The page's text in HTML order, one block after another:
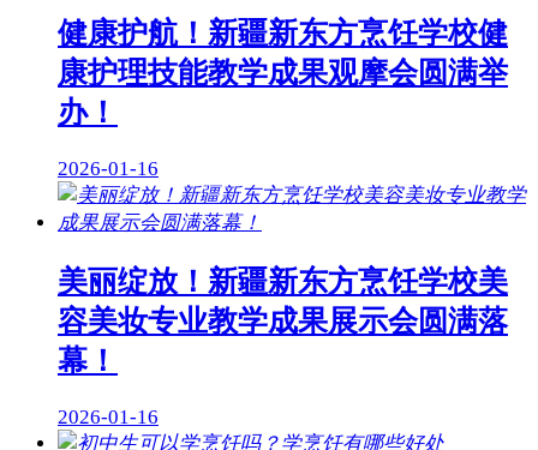
健康护航！新疆新东方烹饪学校健
康护理技能教学成果观摩会圆满举
办！
2026-01-16
美丽绽放！新疆新东方烹饪学校美
容美妆专业教学成果展示会圆满落
幕！
2026-01-16